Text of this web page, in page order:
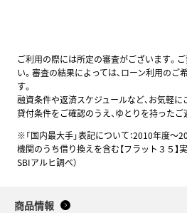
ご利用の際には所定の審査がございます。
い。審査の結果によっては、ローン利用の
す。
融資条件や返済スケジュールなど、お気軽に
貸付条件をご確認のうえ、ゆとりを持ったご
※「国内最大手」表記について：2010年度～
機関のうち借り換えを含む【フラット３５】
SBIアルヒ調べ）
商品情報